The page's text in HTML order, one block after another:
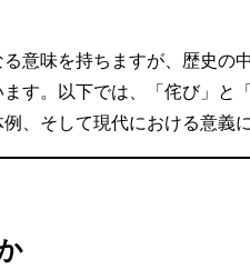
る意味を持ちますが、歴史の
す。以下では、「侘び」と
、そして現代における意義